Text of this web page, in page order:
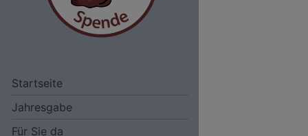
Startseite
Jahresgabe
Für Sie da